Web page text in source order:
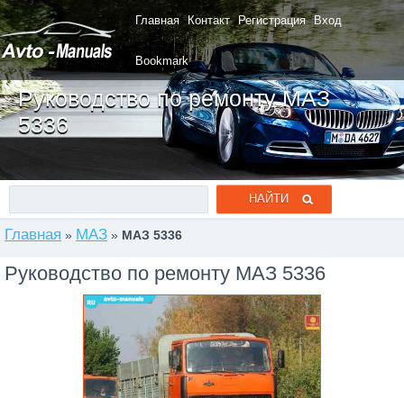
Главная Контакт Регистрация Вход
Bookmark
Руководство по ремонту МАЗ
5336
Главная » МАЗ » МАЗ 5336
Руководство по ремонту МАЗ 5336